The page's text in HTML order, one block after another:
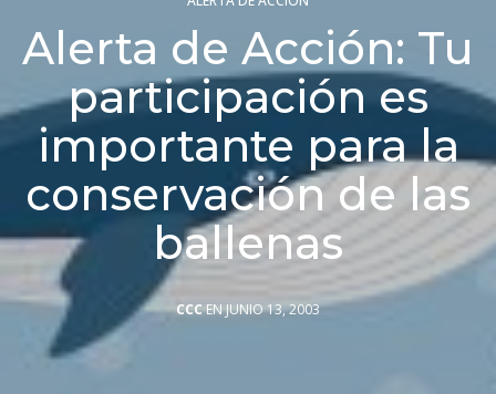
Alerta de Acción: Tu
participación es
importante para la
conservación de las
ballenas
CCCEN JUNIO 13, 2003